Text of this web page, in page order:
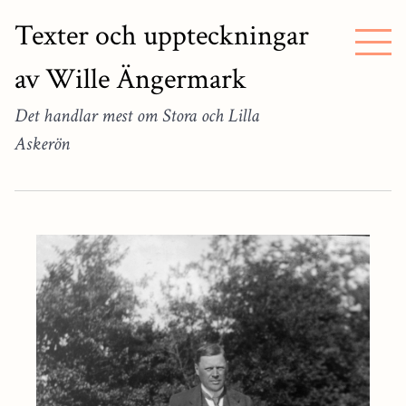
Texter och uppteckningar
av Wille Ängermark
Det handlar mest om Stora och Lilla
Askerön